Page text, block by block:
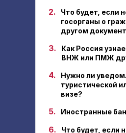
2.
Что будет, если
госорганы о
другом
3.
Как Россия
ВНЖ или ПМЖ
4.
Нужно ли
туристической
визе?
5. Иностранные
6.
Что будет, если